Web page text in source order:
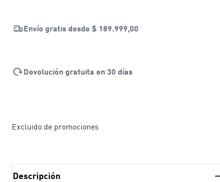
Envío gratis desde $ 189.999,00
Devolución gratuita en 30 días
Excluido de promociones
Descripción